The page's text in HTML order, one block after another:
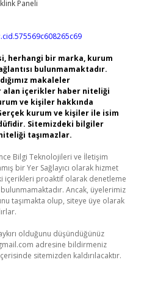
herhangi bir marka, kurum
bulunmamaktadır.
makaleler
alan içerikler haber niteliği
ve kişiler hakkında
kurum ve kişiler ile isim
Sitemizdeki bilgiler
taşımazlar.
Bilgi Teknolojileri ve İletişim
bir Yer Sağlayıcı olarak hizmet
içerikleri proaktif olarak denetleme
Ancak, üyelerimiz
taşımakta olup, siteye üye olarak
olduğunu düşündüğünüz
adresine bildirmeniz
sitemizden kaldırılacaktır.